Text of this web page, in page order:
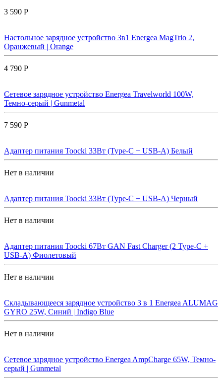
3 590 Р
Настольное зарядное устройство 3в1 Energea MagTrio 2,
Оранжевый | Orange
4 790 Р
Сетевое зарядное устройство Energea Travelworld 100W,
Темно-серый | Gunmetal
7 590 Р
Адаптер питания Toocki 33Вт (Type-C + USB-A) Белый
Нет в наличии
Адаптер питания Toocki 33Вт (Type-C + USB-A) Черный
Нет в наличии
Адаптер питания Toocki 67Вт GAN Fast Charger (2 Type-C +
USB-A) Фиолетовый
Нет в наличии
Складывающееся зарядное устройство 3 в 1 Energea ALUMAG
GYRO 25W, Синий | Indigo Blue
Нет в наличии
Сетевое зарядное устройство Energea AmpCharge 65W, Темно-
серый | Gunmetal